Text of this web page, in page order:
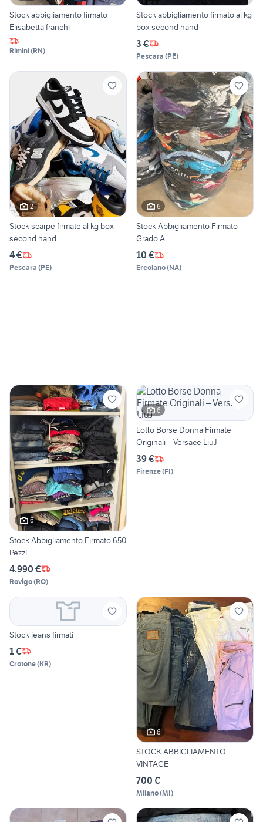
Stock abbigliamento firmato
Elisabetta franchi
Rimini(RN)
Stock abbigliamento firmato al kg
box second hand
3 €
Pescara (PE)
2
Stock scarpe firmate al kg box
second hand
4 €
Pescara (PE)
6
Stock Abbigliamento Firmato
Grado A
10 €
Ercolano(NA)
6
Stock Abbigliamento Firmato 650
Pezzi
4.990 €
Rovigo(RO)
6
Lotto Borse Donna Firmate
Originali – Versace LiuJ
39 €
Firenze(FI)
Stock jeans firmati
1 €
Crotone(KR)
6
STOCK ABBIGLIAMENTO
VINTAGE
700 €
Milano(MI)